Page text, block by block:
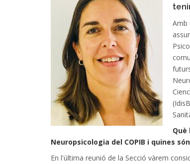
Amb
Què
Neuropsicologia del COPIB i quines
En l'última reunió de la Secció vàrem